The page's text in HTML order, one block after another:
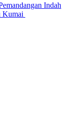
Indah
Kumai